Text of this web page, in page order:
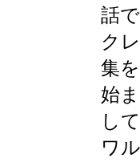
話
ク
集
始
し
ワ